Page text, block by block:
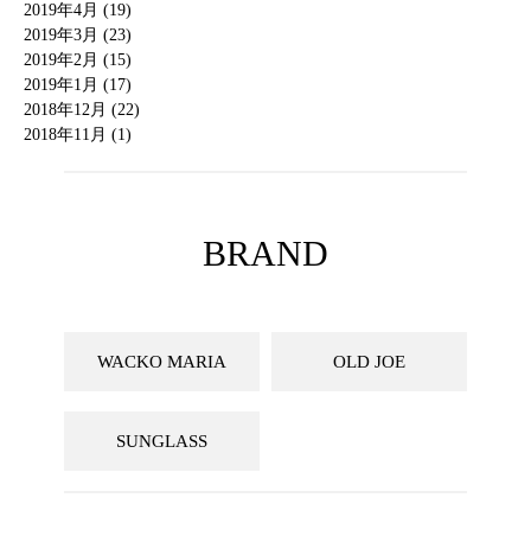
2019年4月 (19)
2019年3月 (23)
2019年2月 (15)
2019年1月 (17)
2018年12月 (22)
2018年11月 (1)
BRAND
WACKO MARIA OLD JOE
SUNGLASS